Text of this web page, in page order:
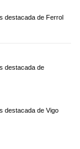
destacada de Ferrol
destacada de
destacada de Vigo